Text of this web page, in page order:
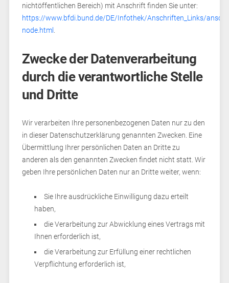
nichtöffentlichen Bereich) mit Anschrift finden Sie unter:
https://www.bfdi.bund.de/DE/Infothek/Anschriften_Links/
node.html .
Zwecke der Datenverarbeitung
durch die verantwortliche Stelle
und Dritte
Wir verarbeiten Ihre personenbezogenen Daten nur zu den
in dieser Datenschutzerklärung genannten Zwecken. Eine
Übermittlung Ihrer persönlichen Daten an Dritte zu
anderen als den genannten Zwecken findet nicht statt. Wir
geben Ihre persönlichen Daten nur an Dritte weiter, wenn:
Sie Ihre ausdrückliche Einwilligung dazu erteilt
haben,
die Verarbeitung zur Abwicklung eines Vertrags mit
Ihnen erforderlich ist,
die Verarbeitung zur Erfüllung einer rechtlichen
Verpflichtung erforderlich ist,